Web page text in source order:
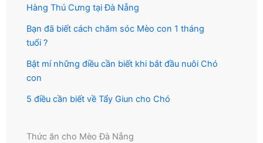
Hàng Thú Cưng tại Đà Nẵng
Bạn đã biết cách chăm sóc Mèo con 1 tháng
tuổi ?
Bật mí những điều cần biết khi bắt đầu nuôi Chó
con
5 điều cần biết về Tẩy Giun cho Chó
Thức ăn cho Mèo Đà Nẵng